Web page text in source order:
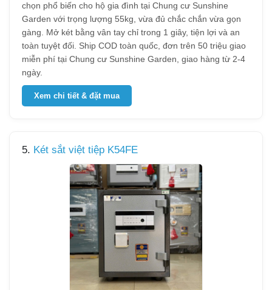
chọn phổ biến cho hộ gia đình tại Chung cư Sunshine
Garden với trọng lượng 55kg, vừa đủ chắc chắn vừa gọn
gàng. Mở két bằng vân tay chỉ trong 1 giây, tiện lợi và an
toàn tuyệt đối. Ship COD toàn quốc, đơn trên 50 triệu giao
miễn phí tại Chung cư Sunshine Garden, giao hàng từ 2-4
ngày.
Xem chi tiết & đặt mua
5. Két sắt việt tiệp K54FE